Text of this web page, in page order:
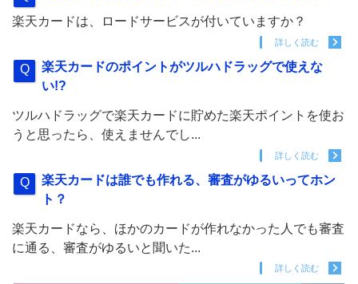
楽天カードは、ロードサービスが付いていますか？
詳しく読む
楽天カードのポイントがツルハドラッグで使えな
い!?
ツルハドラッグで楽天カードに貯めた楽天ポイントを使お
うと思ったら、使えませんでし...
詳しく読む
楽天カードは誰でも作れる、審査がゆるいってホン
ト？
楽天カードなら、ほかのカードが作れなかった人でも審査
に通る、審査がゆるいと聞いた...
詳しく読む